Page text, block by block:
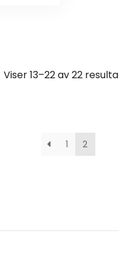
Viser 13–22 av 22
1 2